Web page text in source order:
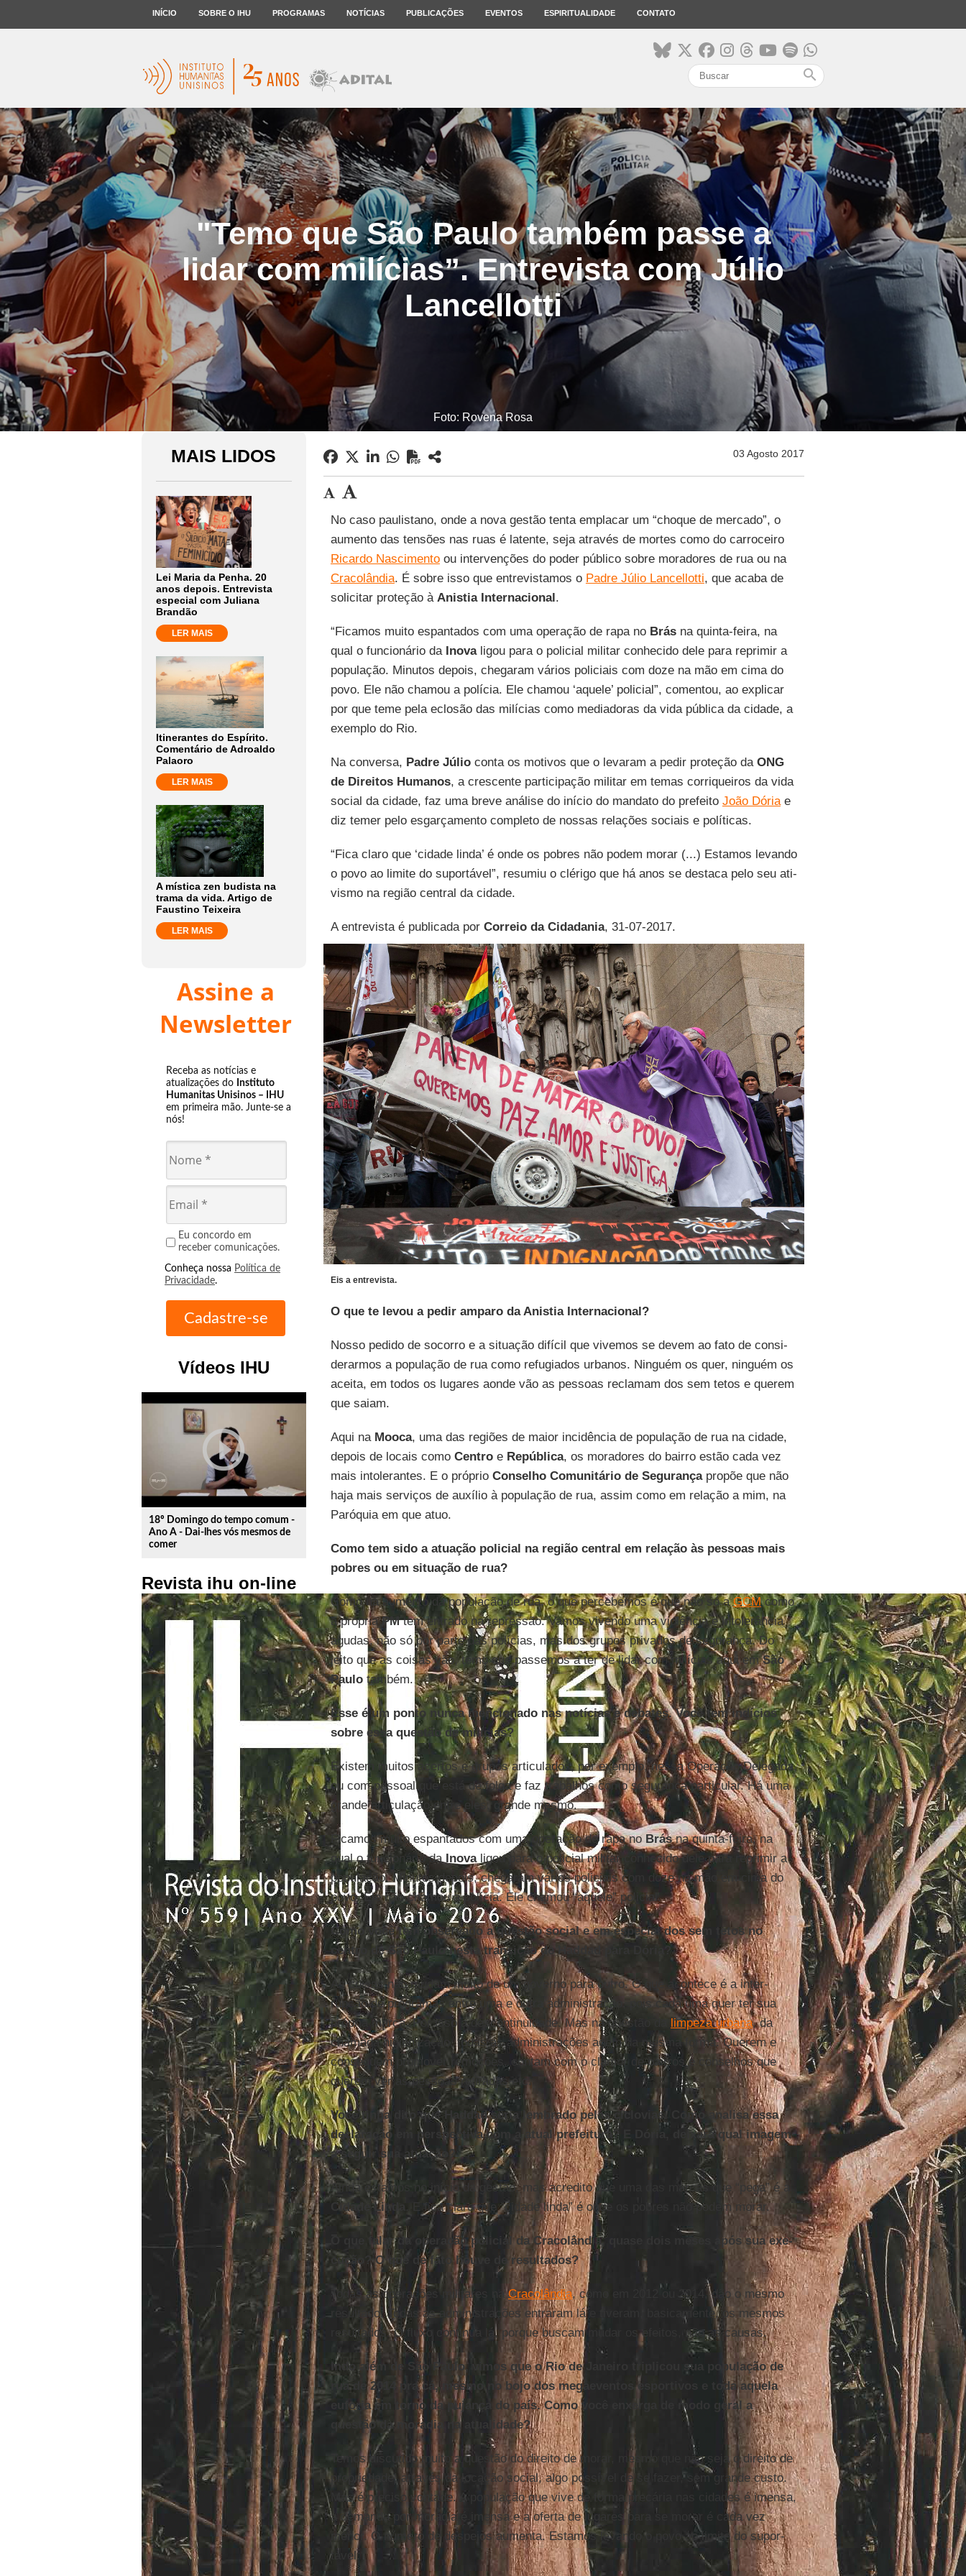
INÍCIO SOBRE O IHU PROGRAMAS NOTÍCIAS PUBLICAÇÕES EVENTOS ESPIRITUALIDADE CONTATO
search
"Temo que São Paulo também passe a
lidar com milícias”. Entrevista com Júlio
Lan­cel­lotti
Foto: Rovena Rosa
MAIS LIDOS
Lei Maria da Penha. 20
anos depois. Entrevista
especial com Juliana
Brandão
LER MAIS
Itinerantes do Espírito.
Comentário de Adroaldo
Palaoro
LER MAIS
A mística zen budista na
trama da vida. Artigo de
Faustino Teixeira
LER MAIS
Assine a
Newsletter
Receba as notícias e
atualizações do Instituto
Humanitas Unisinos – IHU
em primeira mão. Junte-se a
nós!
Eu concordo em
receber comunicações.
Conheça nossa Política de
Privacidade.
Vídeos IHU
play_circle_outline
18º Domingo do tempo comum -
Ano A - Dai-lhes vós mesmos de
comer
Revista ihu on-line
03 Agosto 2017
No caso pau­lis­tano, onde a nova gestão tenta em­placar um “choque de mer­cado”, o
au­mento das ten­sões nas ruas é la­tente, seja através de mortes como do car­ro­ceiro
Ri­cardo Nas­ci­mentoou in­ter­ven­ções do poder pú­blico sobre mo­ra­dores de rua ou na
Cra­co­lândia. É sobre isso que en­tre­vis­tamos o Padre Júlio Lan­cel­lotti, que acaba de
so­li­citar pro­teção à Anistia In­ter­na­ci­onal.
“Fi­camos muito es­pan­tados com uma ope­ração de rapa no Brásna quinta-feira, na
qual o fun­ci­o­nário da Inovaligou para o po­li­cial mi­litar co­nhe­cido dele para re­primir a
po­pu­lação. Mi­nutos de­pois, che­garam vá­rios po­li­ciais com doze na mão em cima do
povo. Ele não chamou a po­lícia. Ele chamou ‘aquele’ po­li­cial”, co­mentou, ao ex­plicar
por que teme pela eclosão das mi­lí­cias como me­di­a­doras da vida pú­blica da ci­dade, a
exemplo do Rio.
Na con­versa, Padre Júlioconta os mo­tivos que o le­varam a pedir pro­teção da ONG
de Di­reitos Hu­manos, a cres­cente par­ti­ci­pação mi­litar em temas cor­ri­queiros da vida
so­cial da ci­dade, faz uma breve aná­lise do início do man­dato do pre­feito João Dóriae
diz temer pelo es­gar­ça­mento com­pleto de nossas re­la­ções so­ciais e po­lí­ticas.
“Fica claro que ‘ci­dade linda’ é onde os po­bres não podem morar (...) Es­tamos le­vando
o povo ao li­mite do su­por­tável”, re­sumiu o clé­rigo que há anos se des­taca pelo seu ati­
vismo na re­gião cen­tral da ci­dade.
A entrevista é publicada por Correio da Cidadania, 31-07-2017.
Eis a entrevista.
O que te levou a pedir am­paro da Anistia In­ter­na­ci­onal?
Nosso pe­dido de so­corro e a si­tu­ação di­fícil que vi­vemos se devem ao fato de con­si­
de­rarmos a po­pu­lação de rua como re­fu­gi­ados ur­banos. Nin­guém os quer, nin­guém os
aceita, em todos os lu­gares aonde vão as pes­soas re­clamam dos sem tetos e querem
que saiam.
Aqui na Mooca, uma das re­giões de maior in­ci­dência de po­pu­lação de rua na ci­dade,
de­pois de lo­cais como Centroe Re­pú­blica, os mo­ra­dores do bairro estão cada vez
mais in­to­le­rantes. E o pró­prio Con­selho Co­mu­ni­tário de Se­gu­rançapropõe que não
haja mais ser­viços de au­xílio à po­pu­lação de rua, assim como em re­lação a mim, na
Pa­ró­quia em que atuo.
Como tem sido a atu­ação po­li­cial na re­gião cen­tral em re­lação às pes­soas mais
po­bres ou em si­tu­ação de rua?
Como há au­mento da po­pu­lação de rua, o que per­ce­bemos é que não só aGCMcomo
a pró­priaPMtem en­trado na re­pressão. Vamos vi­vendo uma vi­o­lência e in­to­le­rância
agudas, não só por parte das po­lí­cias, mas dos grupos pri­vados de se­gu­rança. Do
jeito que as coisas vão, temo que pas­semos a ter de lidar com mi­lí­cias aqui emSão
Paulotambém.
Esse é um ponto nunca men­ci­o­nado nas no­tí­cias e de­bates. Você tem in­dí­cios
sobre essa questão de mi­lí­cias?
Existem muitos acertos e grupos ar­ti­cu­lados, por exemplo, nessa Ope­ração De­le­gada,
ou com pes­soal que está de folga e faz tra­ba­lhos como se­gu­rança par­ti­cular. Há uma
grande ar­ti­cu­lação entre eles, grande mesmo.
Fi­camos muito es­pan­tados com uma ope­ração de rapa no Brásna quinta-feira, na
qual o fun­ci­o­nário da Inovaligou para o po­li­cial mi­litar co­nhe­cido dele para re­primir a
po­pu­lação. Mi­nutos de­pois, che­garam vá­rios po­li­ciais com doze na mão em cima do
povo. Ele não chamou a po­lícia. Ele chamou “aquele” po­li­cial.
Como você tem ob­ser­vado a questão so­cial e em es­pe­cial dos sem tetos no
centro de São Paulo nesta tran­sição de Haddad para Dória?
As coisas não mudam muito de um go­verno para outro. O que acon­tece é a in­ter­
rupção de pro­gramas entre uma e outra ad­mi­nis­tração, pois cada uma quer ter sua
pró­pria marca. Por isso a des­con­ti­nui­dade. Mas na questão da lim­peza ur­bana, da
cha­mada hi­gi­e­ni­zação, todas as ad­mi­nis­tra­ções agem da mesma forma. Querem e
con­se­guem pro­mover re­mo­ções, contam com o clamor de bairros e con­se­lhos que
querem ver as pes­soas re­ti­radas etc.
Você tinha dito que Haddad seria lem­brado pelas ci­clo­vias. Como ana­lisa essa
de­cla­ração em pers­pec­tiva com a atual pre­fei­tura? E Dória, dei­xará qual imagem
a se­guir sua atu­ação?
Ainda es­tamos no início da gestão, mas acre­dito que uma das marcas que “pega” é a
Ci­dade Linda
. E fica claro que “ci­dade linda” é onde os po­bres não podem morar.
O que falar da ope­ração po­li­cial da Cra­co­lândia, quase dois meses após sua exe­
cução? O que de fato houve de re­sul­tados?
Todas as ope­ra­ções mi­li­tares naCra­co­lândia, como em 2012 ou 2014, dão o mesmo
re­sul­tado. Todas as ad­mi­nis­tra­ções en­traram lá e ti­veram, ba­si­ca­mente, os mesmos
re­sul­tados. O fluxo con­tinua lá, porque buscam mudar os efeitos, não as causas.
Indo além de São Paulo, vimos que o Rio de Ja­neiro tri­plicou sua po­pu­lação de
rua de 2014 pra cá, mesmo no bojo dos me­ga­e­ventos es­por­tivos e toda aquela
eu­foria em torno da pu­jança do país. Como você en­xerga de modo geral a
questão da mo­radia na atu­a­li­dade?
Temos dis­cu­tido muito a questão do di­reito de morar, mesmo que não seja o di­reito de
pro­pri­e­dade, através da lo­cação so­cial, algo pos­sível de se fazer, sem grande custo.
Mas é pre­ciso von­tade. A po­pu­lação que vive de forma pre­cária nas ci­dades é imensa,
a de­manda por mo­radia é imensa e a oferta de lu­gares para se morar é cada vez
menor. O nú­mero de des­pejos au­menta. Es­tamos le­vando o povo ao li­mite do su­por­
tável.